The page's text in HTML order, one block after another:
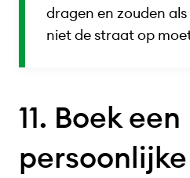
dragen en zouden
niet de straat op
11. Boek een